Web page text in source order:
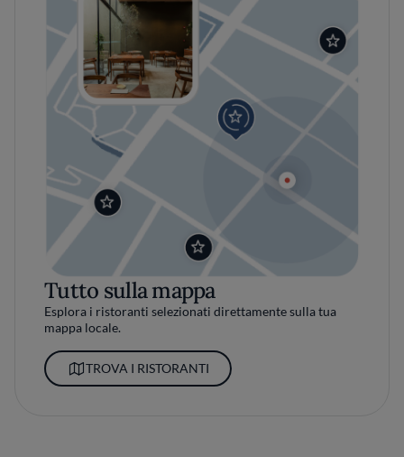
Tutto sulla mappa
Esplora i ristoranti selezionati direttamente sulla tua
mappa locale.
TROVA I RISTORANTI